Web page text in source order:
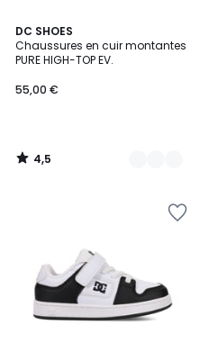
DC SHOES
Chaussures en cuir montantes
PURE HIGH-TOP EV.
55,00 €
4,5
/ 5
2
Couleurs
4,5
/